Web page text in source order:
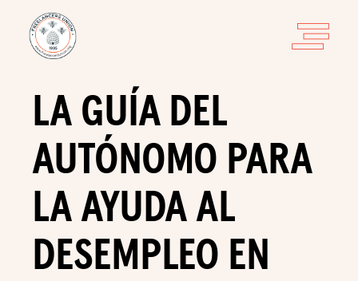
LA GUÍA DEL
AUTÓNOMO PARA
LA AYUDA AL
DESEMPLEO EN